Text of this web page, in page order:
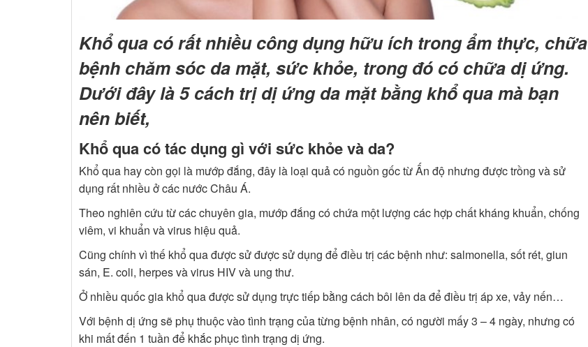
Khổ qua có rất nhiều công dụng hữu ích trong ẩm thực, chữa
bệnh chăm sóc da mặt, sức khỏe, trong đó có chữa dị ứng.
Dưới đây là 5 cách trị dị ứng da mặt bằng khổ qua mà bạn
nên biết,
Khổ qua có tác dụng gì với sức khỏe và da?
Khổ qua hay còn gọi là mướp đắng, đây là loại quả có nguồn gốc từ Ấn độ nhưng được trồng và sử
dụng rất nhiều ở các nước Châu Á.
Theo nghiên cứu từ các chuyên gia, mướp đắng có chứa một lượng các hợp chất kháng khuẩn, chống
viêm, vi khuẩn và virus hiệu quả.
Cũng chính vì thế khổ qua được sử được sử dụng để điều trị các bệnh như: salmonella, sốt rét, giun
sán, E. coli, herpes và virus HIV và ung thư.
Ở nhiều quốc gia khổ qua được sử dụng trực tiếp bằng cách bôi lên da để điều trị áp xe, vảy nến…
Với bệnh dị ứng sẽ phụ thuộc vào tình trạng của từng bệnh nhân, có người mấy 3 – 4 ngày, nhưng có
khi mất đến 1 tuần để khắc phục tình trạng dị ứng.